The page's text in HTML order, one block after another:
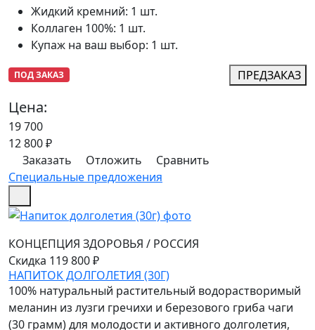
Жидкий кремний: 1 шт.
Коллаген 100%: 1 шт.
Купаж на ваш выбор: 1 шт.
ПОД ЗАКАЗ ПРЕДЗАКАЗ
Цена:
19 700
12 800₽
Заказать
Отложить
Сравнить
Специальные предложения
КОНЦЕПЦИЯ ЗДОРОВЬЯ / РОССИЯ
Скидка 119 800 ₽
НАПИТОК ДОЛГОЛЕТИЯ (30Г)
100% натуральный растительный водорастворимый
меланин из лузги гречихи и березового гриба чаги
(30 грамм) для молодости и активного долголетия,